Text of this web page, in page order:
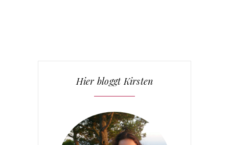
Hier bloggt Kirsten